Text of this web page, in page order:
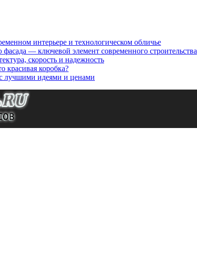
интерьере и технологическом обличье
— ключевой элемент современного строительства
скорость и надежность
красивая коробка?
лучшими идеями и ценами